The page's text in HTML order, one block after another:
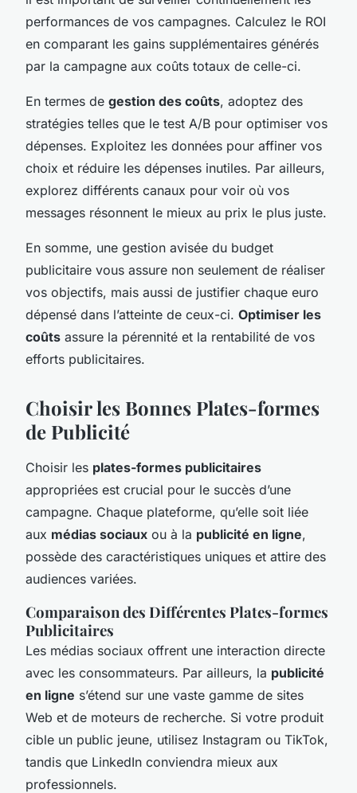
performances de vos campagnes. Calculez le ROI
en comparant les gains supplémentaires générés
par la campagne aux coûts totaux de celle-ci.
En termes de gestion des coûts, adoptez des
stratégies telles que le test A/B pour optimiser vos
dépenses. Exploitez les données pour affiner vos
choix et réduire les dépenses inutiles. Par ailleurs,
explorez différents canaux pour voir où vos
messages résonnent le mieux au prix le plus juste.
En somme, une gestion avisée du budget
publicitaire vous assure non seulement de réaliser
vos objectifs, mais aussi de justifier chaque euro
dépensé dans l’atteinte de ceux-ci. Optimiser les
coûts assure la pérennité et la rentabilité de vos
efforts publicitaires.
Choisir les Bonnes Plates-formes
de Publicité
Choisir les plates-formes publicitaires
appropriées est crucial pour le succès d’une
campagne. Chaque plateforme, qu’elle soit liée
aux médias sociaux ou à la publicité en ligne,
possède des caractéristiques uniques et attire des
audiences variées.
Comparaison des Différentes Plates-formes
Publicitaires
Les médias sociaux offrent une interaction directe
avec les consommateurs. Par ailleurs, la publicité
en ligne s’étend sur une vaste gamme de sites
Web et de moteurs de recherche. Si votre produit
cible un public jeune, utilisez Instagram ou TikTok,
tandis que LinkedIn conviendra mieux aux
professionnels.